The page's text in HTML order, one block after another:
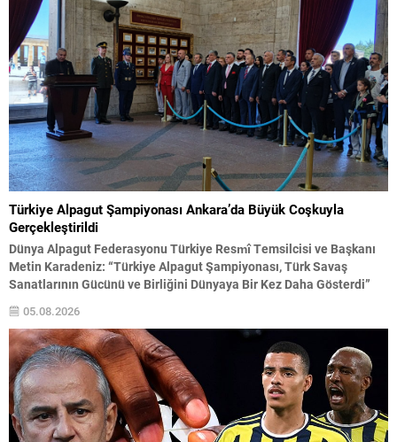
Türkiye Alpagut Şampiyonası Ankara’da Büyük Coşkuyla
Gerçekleştirildi
Dünya Alpagut Federasyonu Türkiye Resmî Temsilcisi ve Başkanı
Metin Karadeniz: “Türkiye Alpagut Şampiyonası, Türk Savaş
Sanatlarının Gücünü ve Birliğini Dünyaya Bir Kez Daha Gösterdi”
Dünya Alpagut Federasyonu Türkiye Resmî Temsilciliği tarafından
organize edilen 2026 Türkiye Alpagut Şampiyonası, 30 Temmuz–2
Ağustos 2026 tarihleri arasında Ankara Keçiören Taha Akgül Spor
Salonu’nda büyük...
05.08.2026